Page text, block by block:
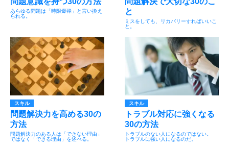
あらゆる問題は「時限爆弾」と言い換え
られる。
と
ミスをしても、リカバリーすればいいこ
と。
スキル
問題解決力を高める30の
方法
問題解決力のある人は「できない理由」
ではなく「できる理由」を述べる。
スキル
トラブル対応に強くなる
30の方法
トラブルのない人になるのではない。
トラブルに強い人になるのだ。